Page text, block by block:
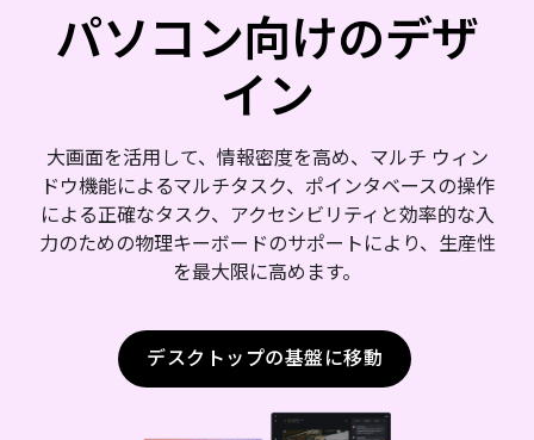
パソコン向けのデザ
イン
大画面を活用して、情報密度を高め、マルチ ウィン
ドウ機能によるマルチタスク、ポインタベースの操作
による正確なタスク、アクセシビリティと効率的な入
力のための物理キーボードのサポートにより、生産性
を最大限に高めます。
デスクトップの基盤に移動